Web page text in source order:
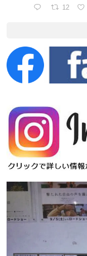
12